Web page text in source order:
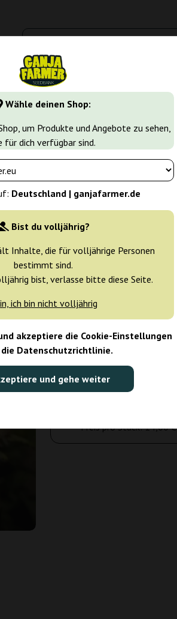
Wähle deinen Shop:
um Produkte und Angebote zu sehen,
für dich verfügbar sind.
Deutschland | ganjafarmer.de
Bist du volljährig?
Inhalte, die für volljährige Personen
bestimmt sind.
bist, verlasse bitte diese Seite.
ich bin nicht volljährig
akzeptiere die Cookie-Einstellungen
Datenschutzrichtlinie.
und gehe weiter
Sorten
T.H. Seeds
2 Samen
Versand in 3-7
Tagen
2 Samen
28,00 €
Anzahl der Pakete:
Preis pro Stück:14,00 €